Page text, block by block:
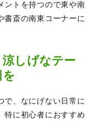
ントを持つので東や南
書斎の南東コーナーに
しげなテー
で、なにげない日常に
特に初心者におすすめ